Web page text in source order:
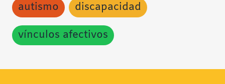
autismo
discapacidad
vínculos afectivos